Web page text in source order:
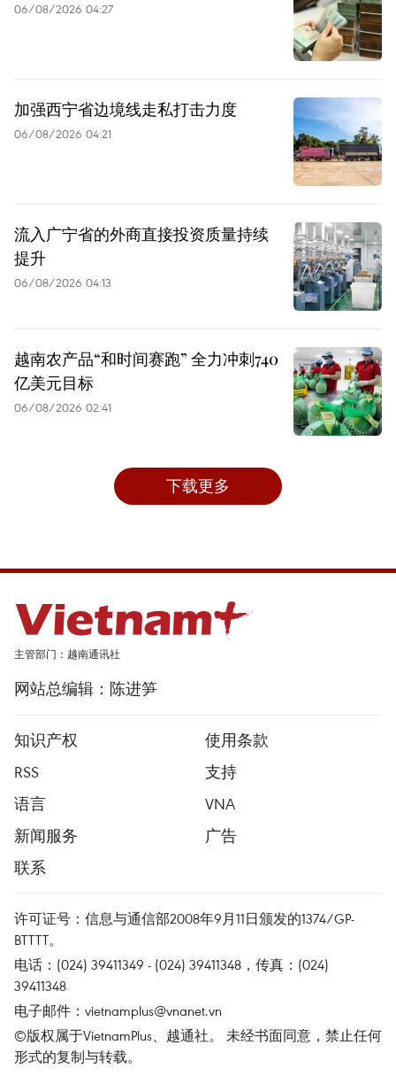
06/08/2026 04:27
加强西宁省边境线走私打击力度
06/08/2026 04:21
流入广宁省的外商直接投资质量持续
提升
06/08/2026 04:13
越南农产品“和时间赛跑” 全力冲刺740
亿美元目标
06/08/2026 02:41
下载更多
主管部门：越南通讯社
网站总编辑：陈进笋
知识产权
使用条款
RSS
支持
语言
VNA
新闻服务
广告
联系
许可证号：信息与通信部2008年9月11日颁发的1374/GP-
BTTTT。
电话：(024) 39411349 - (024) 39411348，传真：(024)
39411348
电子邮件： vietnamplus@vnanet.vn
©版权属于VietnamPlus、越通社。 未经书面同意，禁止任何
形式的复制与转载。